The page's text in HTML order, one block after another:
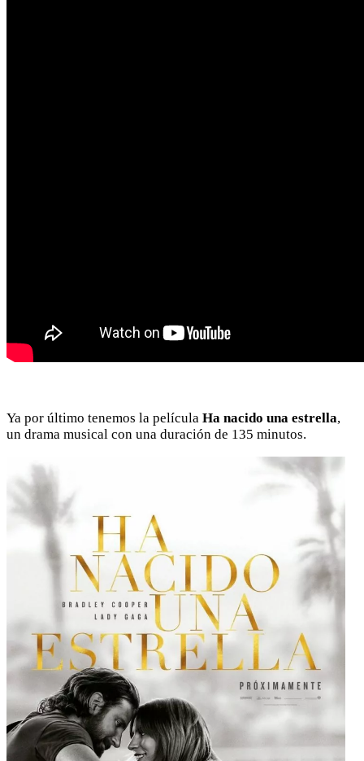
Ya por último tenemos la película Ha nacido una estrella,
un drama musical con una duración de 135 minutos.